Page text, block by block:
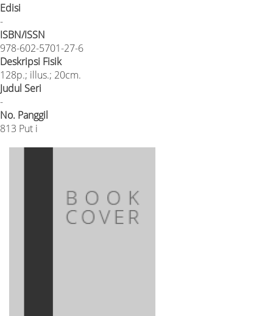
Edisi
-
ISBN/ISSN
978-602-5701-27-6
Deskripsi Fisik
128p.; illus.; 20cm.
Judul Seri
-
No. Panggil
813 Put i